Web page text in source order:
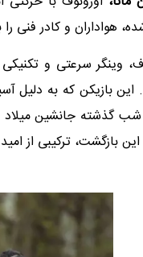
هواداران و کادر فنی
وینگر سرعتی و
بازگشت، ترکیبی از